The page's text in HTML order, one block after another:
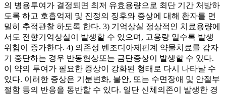
의 병용투여가 결정되면 최저 유효용량으로 최단 기간 처방하
도록 하고 호흡억제 및 진정의 징후와 증상에 대해 환자를 면
밀히 추적관찰 하도록 한다. 3) 기억상실 정상적인 치료용량에
서도 전향기억상실이 발생할 수 있으며, 고용량 일수록 발생
위험이 증가한다. 4) 의존성 벤조디아제핀계 약물치료를 갑자
기 중단하는 경우 반동현상또는 금단증상이 발생할 수 있다.
이 약의 투여가 필요한 증상이 강화된 형태로 다시 나타날 수
있다. 이러한 증상은 기분변화, 불안, 또는 수면장애 및 안절부
절함 등의 반응을 동반할 수 있다. 일단 신체의존이 발생한 경